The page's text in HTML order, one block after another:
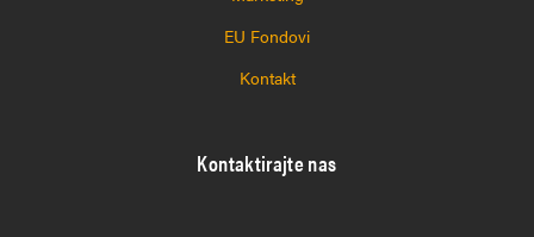
EU Fondovi
Kontakt
Kontaktirajte nas